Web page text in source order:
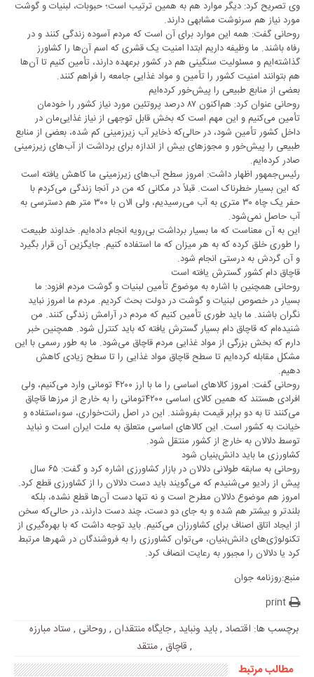
وی تصریح کرد: دیگر موارد هم به همین ترتیب است؛ حبوبات، لبنیات و گوشت
مورد نیاز هم سرنوشت مشابهی دارند.
روحانی گفت: همه این موارد برای آن است که مردم آسوده زندگی کنند و در
رفاه باشند. ما وظیفه داریم ابتدا امنیت یک قشری که اسم آن‌ها را کشاورز
گذاشته‌ایم و مسئولیت سنگینی هم در کشور برعهده دارند، تأمین کنیم تا آن‌ها
هم بتوانند امنیت کشور را تأمین و مواد غذایی جامعه را فراهم کنند.
بعضی از منابع طبیعی را پیش‌خور کرده‌ایم
روحانی عنوان کرد: هم‌اکنون ۸۷ درصد پروتئین مورد نیاز کشور را خودمان
تأمین می‌کنیم و این مهم است که بخش قابل توجهی از نیاز غذایی‌مان در
داخل کشور تأمین شود، در حالی‌که ذخایر آب زیرزمینی کم شده، بعضی از منابع
طبیعی را پیش‌خور و مجوز‌های بیش از اندازه برای برداشت از آب‌های زیرزمینی
صادر کرده‌ایم.
رئیس‌جمهور اظهار داشت: امروز سطح آب‌های زیرزمینی ما کاهش یافته است
که این بسیار خطرناک است. قبلاً در مکانی که من در آنجا زندگی می‌کردم با
حفر یک چاه ۳۰ متری به آب می‌رسیدیم، ولی الان با ۳۰۰ متر هم دسترسی به
آب حاصل نمی‌شود.
این به آن معناست که ما بسیار برداشت بی‌رویه انجام داده‌ایم. خداوند طبیعت
را طوری خلق کرده که به هر میزان که ما استفاده کنیم. جایگزین آن قرار بگیرد
و آن گردش به درستی انجام شود.
قاچاق دام کشور گسترش یافته است
روحانی همچنین با اشاره به موضوع تأمین لبنیات و گوشت مردم افزود: ما
بسیار در خصوص لبنیات و گوشت در دولت بحث کردیم. مردم ما امروز نباید
نگران باشند. ما باید طوری تأمین کنیم که مردم در آرامش زندگی کنند. من
شنیده‌ام که قاچاق دام بسیار گسترش یافته که باید کنترل شود. همچنین خبر
دارم که بخش بزرگی از مواد غذایی مردم قاچاق می‌شود. ما به طور رسمی با این
مشکل مقابله کرده‌ایم تا سطح قاچاق مواد غذایی را تا سطح زیادی کاهش
دهیم.
روحانی گفت: امروز کالا‌های اساسی را ما با ارز ۴۲۰۰ تومانی وارد می‌کنیم، ولی
افرادی هستند که همین کالای اساسی ۴۲۰۰‌تومانی را به خارج از مرز‌ها قاچاق
می‌کنند تا به دو برابر قیمت بفروشند. این در اصل رانت‌خواری، سوء‌استفاده و
خیانت به کشور است. این کالا‌های اساسی متعلق به ملت ایران است و نباید
توسط دلالان به خارج از کشور منتقل شود.
کشاورزی ما باید دانش‌بنیان شود
روحانی به سابقه طولانی دلالان در بازار کشاورزی اشاره کرد و گفت: ۶۵ سال
پیش از رادیو می‌شنیدم که می‌گویند باید دست دلالان را از کشاورزی قطع کرد.
امروز هم موضوع دلالان مطرح است و نه تنها دست آن‌ها قطع نشده، بلکه
بلندتر و بیشتر هم شده و به جای دو دست، چند دست دارند، در حالی‌که سخن
از ایجاد اتاق اصناف برای کشاورزان می‌کنیم. باید توجه داشت که با بهره‌گیری از
تکنولوژی‌های دانش‌بنیان، می‌توان کشاورزی را به فروشندگان در شهر‌ها مرتبط
کرد یا دلالان را مجبور به رعایت انصاف کرد.
منبع:روزنامه جوان
print
برچسب ها: اقتصاد ,باید ونباید ,جایگاه منتقدان , روحانی , ستاد مبارزه
, قاچاق ,منتقد
مطالب مرتبط